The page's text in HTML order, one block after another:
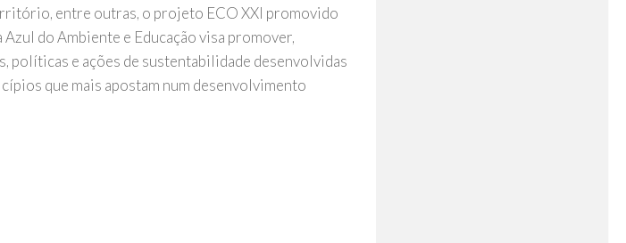
entre outras, o projeto ECO XXI promovido
do Ambiente e Educação visa promover,
políticas e ações de sustentabilidade desenvolvidas
que mais apostam num desenvolvimento